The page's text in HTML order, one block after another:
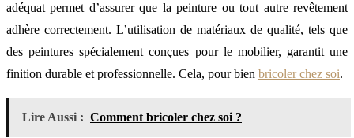
adéquat permet d’assurer que la peinture ou tout autre revêtement
adhère correctement. L’utilisation de matériaux de qualité, tels que
des peintures spécialement conçues pour le mobilier, garantit une
finition durable et professionnelle. Cela, pour bien bricoler chez soi.
Lire Aussi : Comment bricoler chez soi ?